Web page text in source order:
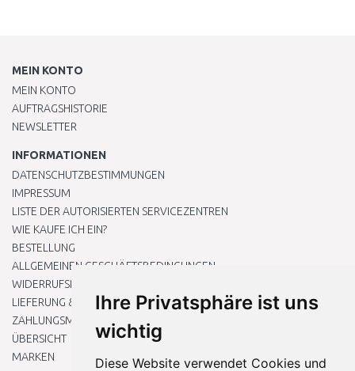
Ihre Privatsphäre ist uns
wichtig
Diese Website verwendet Cookies und
MEIN KONTO
MEIN KONTO
AUFTRAGSHISTORIE
NEWSLETTER
INFORMATIONEN
DATENSCHUTZBESTIMMUNGEN
IMPRESSUM
LISTE DER AUTORISIERTEN SERVICEZENTREN
WIE KAUFE ICH EIN?
BESTELLUNG
ALLGEMEINEN GESCHÄFTSBEDINGUNGEN
WIDERRUFSRECHT
LIEFERUNG & ZAHLUNG
ZAHLUNGSMETHODEN
ÜBERSICHT
MARKEN